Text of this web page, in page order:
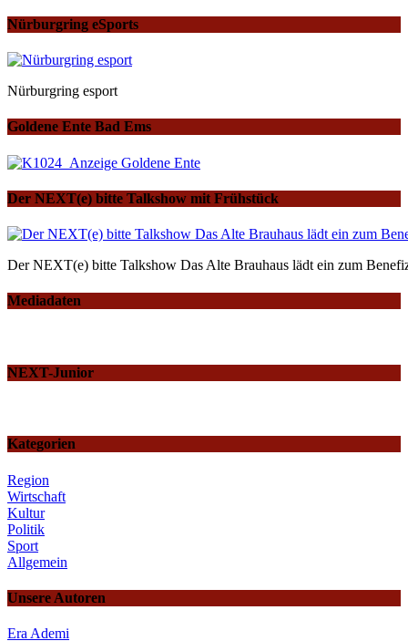
Nürburgring eSports
Nürburgring esport
Goldene Ente Bad Ems
Der NEXT(e) bitte Talkshow mit Frühstück
Der NEXT(e) bitte Talkshow Das Alte Brauhaus lädt ein zum
Mediadaten
NEXT-Junior
Kategorien
Region
Wirtschaft
Kultur
Politik
Sport
Allgemein
Unsere Autoren
Era Ademi